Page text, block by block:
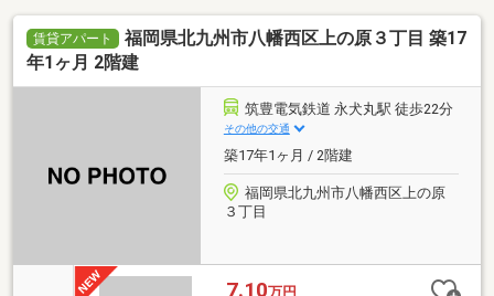
賃貸アパート
福岡県北九州市八幡西区上の原３丁目 築17
年1ヶ月 2階建
筑豊電気鉄道 永犬丸駅 徒歩22分
その他の交通
築17年1ヶ月 / 2階建
福岡県北九州市八幡西区上の原
３丁目
7.10万円